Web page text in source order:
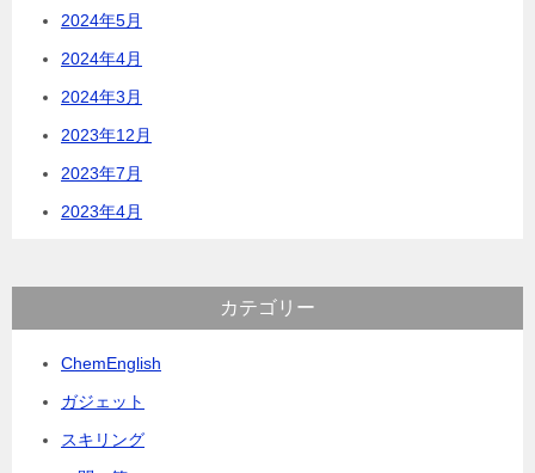
2024年5月
2024年4月
2024年3月
2023年12月
2023年7月
2023年4月
カテゴリー
ChemEnglish
ガジェット
スキリング